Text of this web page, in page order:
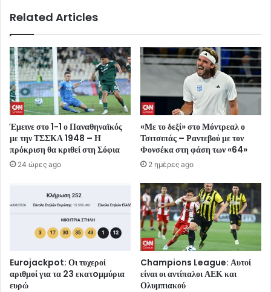
Related Articles
Έμεινε στο 1-1 ο Παναθηναϊκός
με την ΤΣΣΚΑ 1948 – Η
πρόκριση θα κριθεί στη Σόφια
24 ώρες ago
«Με το δεξί» στο Μόντρεαλ ο
Τσιτσιπάς – Ραντεβού με τον
Φονσέκα στη φάση των «64»
2 ημέρες ago
Eurojackpot: Οι τυχεροί
αριθμοί για τα 23 εκατoμμύρια
ευρώ
Champions League: Αυτοί
είναι οι αντίπαλοι ΑΕΚ και
Ολυμπιακού